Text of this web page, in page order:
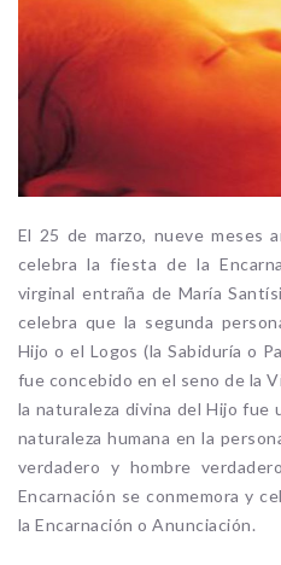
El 25 de marzo, nueve meses
celebra la fiesta de la
virginal entraña de María
celebra que la segunda
Hijo o el Logos (la Sabiduría o
fue concebido en el seno de la
la naturaleza divina del Hijo fue
naturaleza humana en la
verdadero y hombre
Encarnación se conmemora y
la Encarnación o Anunciación.